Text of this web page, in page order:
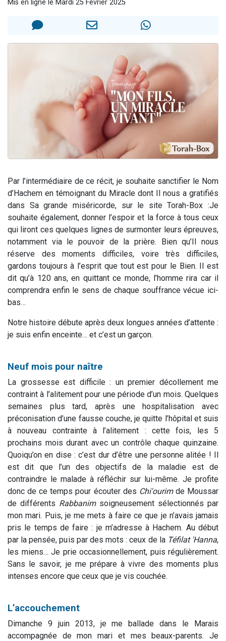
30 personnes viennent de faire un don pour Sauvez la jambe de Yohan
12 nouvelles musiques dans Torah-Box Music
Mis en ligne le Mardi 25 Février 2025
Par l’intermédiaire de ce récit, je souhaite sanctifier le Nom
d’Hachem en témoignant du Miracle dont Il nous a gratifiés
dans Sa grande miséricorde, sur le site Torah-Box :Je
souhaite également, donner l’espoir et la force à tous ceux
qui liront ces quelques lignes de surmonter leurs épreuves,
notamment via le pouvoir de la prière. Bien qu’Il nous
réserve des moments difficiles, voire très difficiles,
gardons toujours à l’esprit que tout est pour le Bien. Il est
dit qu’à 120 ans, en quittant ce monde, l’homme rira car il
comprendra enfin le sens de chaque souffrance vécue ici-
bas…
Notre histoire débute après deux longues années d’attente :
je suis enfin enceinte… et c’est un garçon.
Neuf mois pour naître
La grossesse est difficile : un premier décollement me
contraint à l’alitement pour une période d’un mois. Quelques
semaines plus tard, après une hospitalisation avec
préconisation d’une fausse couche, je quitte l’hôpital et suis
à nouveau contrainte à l’alitement : cette fois, les 5
prochains mois durant avec un contrôle chaque quinzaine.
Quoiqu’on en dise : c’est dur d’être une personne alitée ! Il
est dit que l’un des objectifs de la maladie est de
contraindre le malade à réfléchir sur lui-même. Je profite
donc de ce temps pour écouter des Chi'ourimde Moussar
de différents Rabbanimsoigneusement sélectionnés par
mon mari. Puis, je me mets à faire ce que je n’avais jamais
pris le temps de faire : je m’adresse à Hachem. Au début
par la pensée, puis par des mots : ceux de la Téfilat 'Hanna,
les miens… Je prie occasionnellement, puis régulièrement.
Sans le savoir, je me prépare à vivre des moments plus
intenses encore que ceux que je vis couchée.
L’accouchement
Dimanche 9 juin 2013, je me ballade dans le Marais
accompagnée de mon mari et mes beaux-parents. Je